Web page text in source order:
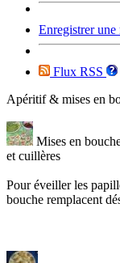
Enregistrer une
Flux RSS
Apéritif & mises en
Mises en
et cuillères
Pour éveiller les
bouche remplacent